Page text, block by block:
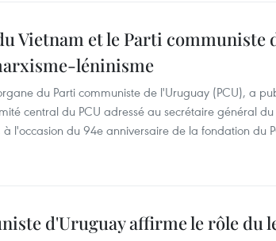
Vietnam et le Parti communiste
léninisme
du Parti communiste de l'Uruguay (PCU), a
central du PCU adressé au secrétaire général
l'occasion du 94e anniversaire de la fondation du
d'Uruguay affirme le rôle du